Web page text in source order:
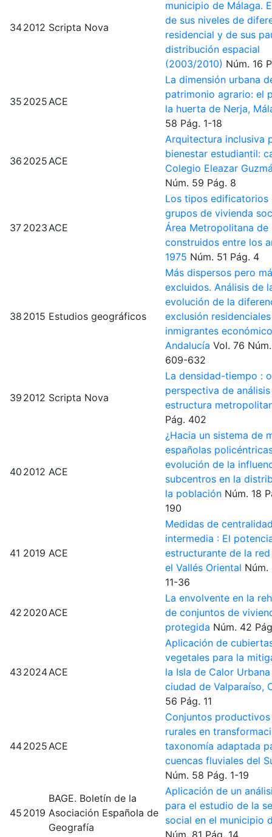
342012 Scripta Nova
municipio de Málaga.
de sus niveles de
residencial y de sus
distribución espacial
(2003/2010) Núm. 16
35 2025ACE
La dimensión urbana
patrimonio agrario: el
la huerta de Nerja,
58 Pág. 1-18
36 2025ACE
Arquitectura inclusiva
bienestar estudiantil:
Colegio Eleazar
Núm. 59 Pág. 8
37 2023ACE
Los tipos edificatorios
grupos de vivienda
Área Metropolitana de
construidos entre los
1975 Núm. 51 Pág. 4
38 2015 Estudios geográficos
Más dispersos pero
excluidos. Análisis de
evolución de la
exclusión
inmigrantes
Andalucía Vol. 76
609-632
39 2012 Scripta Nova
La densidad-tiempo :
perspectiva de
estructura
Pág. 402
40 2012 ACE
¿Hacia un sistema de
españolas
evolución de la
subcentros en la
la población Núm. 18
190
41 2019 ACE
Medidas de
intermedia : El
estructurante de la
el Vallés Oriental Núm.
11-36
42 2020ACE
La envolvente en la
de conjuntos de
protegida Núm. 42
43 2024ACE
Aplicación de
vegetales para la
la Isla de Calor
ciudad de Valparaíso,
56 Pág. 11
442025ACE
Conjuntos
rurales en
taxonomía adaptada
cuencas fluviales del
Núm. 58 Pág. 1-19
45 2019
BAGE. Boletín de la
Asociación Española de
Geografía
Aplicación de un
para el estudio de la
social en el municipio